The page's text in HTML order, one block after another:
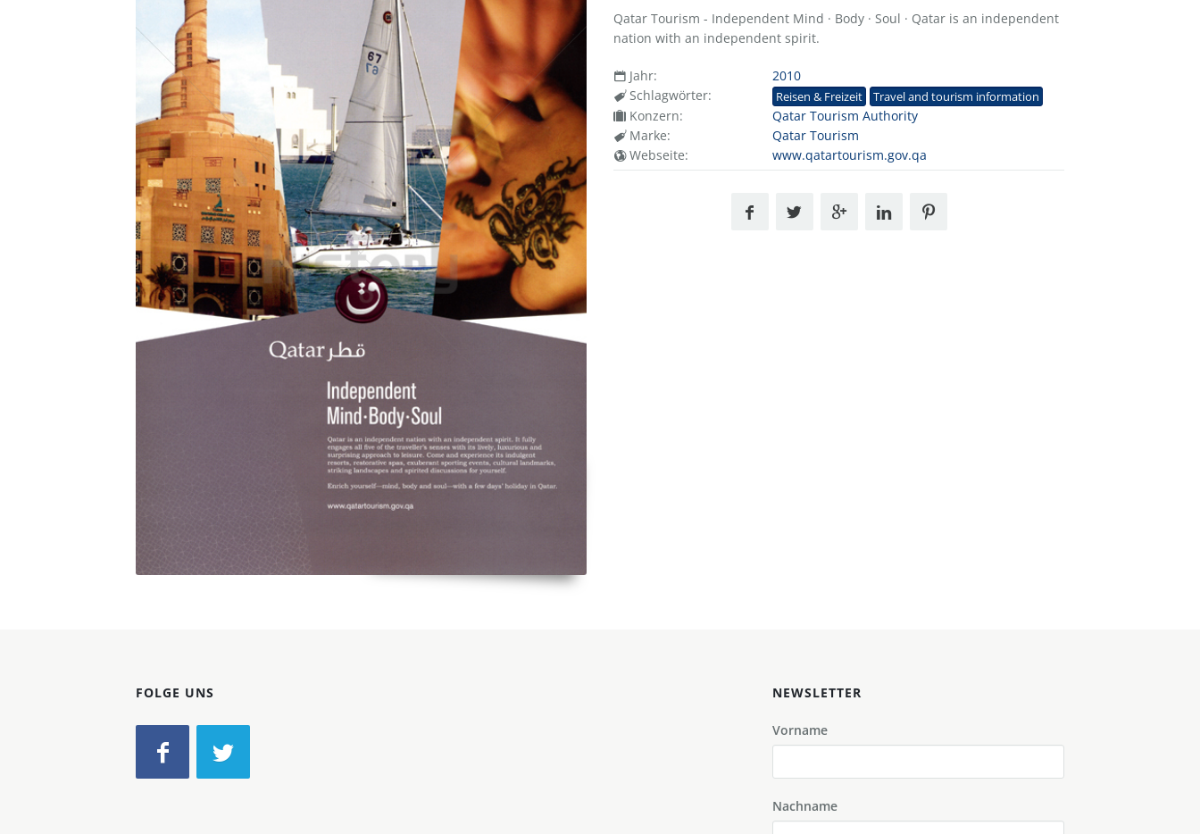
Konzerne
Epoche
Qatar Tourism - Independent Mind · Body · Soul · Qatar is an independent
nation with an independent spirit.
Jahr:
2010
Schlagwörter:
Reisen & Freizeit Travel and tourism information
Konzern:
Qatar Tourism Authority
Marke:
Qatar Tourism
Webseite:
www.qatartourism.gov.qa
FOLGE UNS NEWSLETTER
Vorname
Nachname